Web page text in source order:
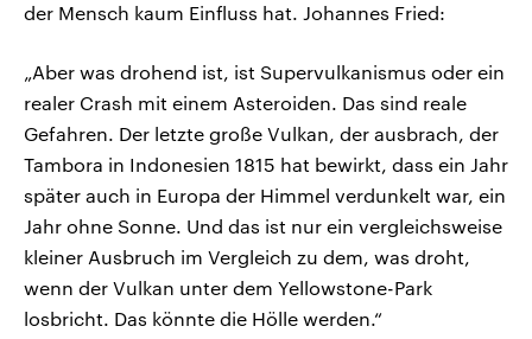
der Mensch kaum Einfluss hat. Johannes Fried:
„Aber was drohend ist, ist Supervulkanismus oder ein
realer Crash mit einem Asteroiden. Das sind reale
Gefahren. Der letzte große Vulkan, der ausbrach, der
Tambora in Indonesien 1815 hat bewirkt, dass ein Jahr
später auch in Europa der Himmel verdunkelt war, ein
Jahr ohne Sonne. Und das ist nur ein vergleichsweise
kleiner Ausbruch im Vergleich zu dem, was droht,
wenn der Vulkan unter dem Yellowstone-Park
losbricht. Das könnte die Hölle werden.“